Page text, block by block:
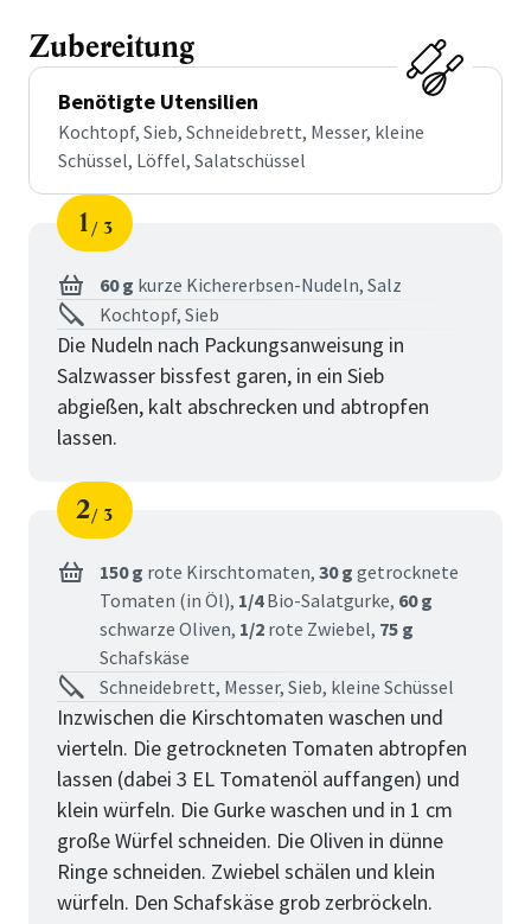
Zubereitung
Benötigte Utensilien
Kochtopf, Sieb, Schneidebrett, Messer, kleine
Schüssel, Löffel, Salatschüssel
Schritt
1
von
3
60 g kurze Kichererbsen-Nudeln, Salz
Kochtopf, Sieb
Die Nudeln nach Packungsanweisung in
Salzwasser bissfest garen, in ein Sieb
abgießen, kalt abschrecken und abtropfen
lassen.
Schritt
2
von
3
150 g rote Kirschtomaten, 30 g getrocknete
Tomaten (in Öl), 1/4Bio-Salatgurke, 60 g
schwarze Oliven, 1/2 rote Zwiebel, 75 g
Schafskäse
Schneidebrett, Messer, Sieb, kleine Schüssel
Inzwischen die Kirschtomaten waschen und
vierteln. Die getrockneten Tomaten abtropfen
lassen (dabei 3 EL Tomatenöl auffangen) und
klein würfeln. Die Gurke waschen und in 1 cm
große Würfel schneiden. Die Oliven in dünne
Ringe schneiden. Zwiebel schälen und klein
würfeln. Den Schafskäse grob zerbröckeln.